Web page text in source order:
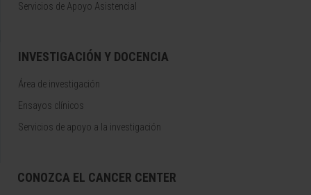
Servicios de Apoyo Asistencial
INVESTIGACIÓN Y DOCENCIA
Área de investigación
Ensayos clínicos
Servicios de apoyo a la investigación
CONOZCA EL CANCER CENTER